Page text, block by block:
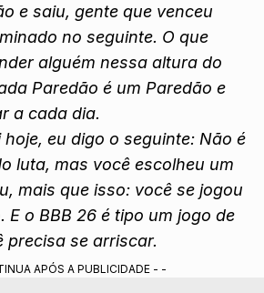
e saiu, gente que venceu
no seguinte. O que
alguém nessa altura do
Paredão é um Paredão e
a cada dia.
eu digo o seguinte: Não é
luta, mas você escolheu um
mais que isso: você se jogou
E o BBB 26 é tipo um jogo de
precisa se arriscar.
APÓS A PUBLICIDADE - -